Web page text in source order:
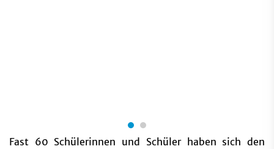
Fast 60 Schülerinnen und Schüler haben sich den